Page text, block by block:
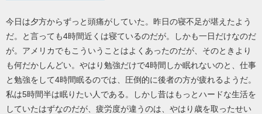
今日は夕方からずっと頭痛がしていた。昨日の寝不足が堪えたよう
だ。と言っても4時間近くは寝ているのだが。しかも一日だけなのだ
が。アメリカでもこういうことはよくあったのだが、そのときより
も何だかしんどい。やはり勉強だけで4時間しか眠れないのと、仕事
と勉強をして4時間眠るのでは、圧倒的に後者の方が疲れるようだ。
私は5時間半は眠りたい人である。しかし昔はもっとハードな生活を
していたはずなのだが、疲労度が違うのは、やはり歳を取ったせい